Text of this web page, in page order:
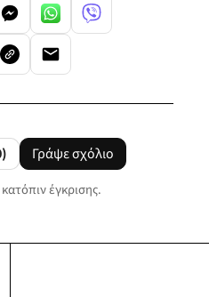
Γράψε σχόλιο
έγκρισης.